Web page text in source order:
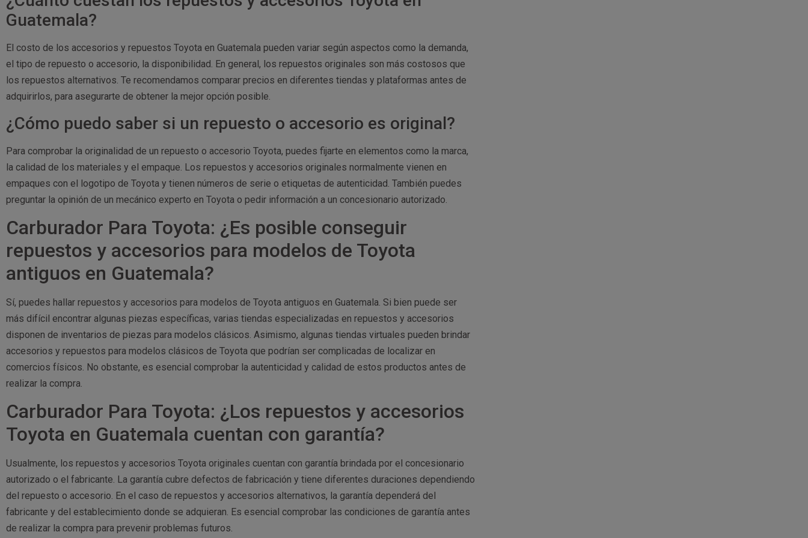
Guatemala?
El costo de los accesorios y repuestos Toyota en Guatemala pueden variar según aspectos como la demanda,
el tipo de repuesto o accesorio, la disponibilidad. En general, los repuestos originales son más costosos que
los repuestos alternativos. Te recomendamos comparar precios en diferentes tiendas y plataformas antes de
adquirirlos, para asegurarte de obtener la mejor opción posible.
¿Cómo puedo saber si un repuesto o accesorio es original?
Para comprobar la originalidad de un repuesto o accesorio Toyota, puedes fijarte en elementos como la marca,
la calidad de los materiales y el empaque. Los repuestos y accesorios originales normalmente vienen en
empaques con el logotipo de Toyota y tienen números de serie o etiquetas de autenticidad. También puedes
preguntar la opinión de un mecánico experto en Toyota o pedir información a un concesionario autorizado.
Carburador Para Toyota: ¿Es posible conseguir
repuestos y accesorios para modelos de Toyota
antiguos en Guatemala?
Sí, puedes hallar repuestos y accesorios para modelos de Toyota antiguos en Guatemala. Si bien puede ser
más difícil encontrar algunas piezas específicas, varias tiendas especializadas en repuestos y accesorios
disponen de inventarios de piezas para modelos clásicos. Asimismo, algunas tiendas virtuales pueden brindar
accesorios y repuestos para modelos clásicos de Toyota que podrían ser complicadas de localizar en
comercios físicos. No obstante, es esencial comprobar la autenticidad y calidad de estos productos antes de
realizar la compra.
Carburador Para Toyota: ¿Los repuestos y accesorios
Toyota en Guatemala cuentan con garantía?
Usualmente, los repuestos y accesorios Toyota originales cuentan con garantía brindada por el concesionario
autorizado o el fabricante. La garantía cubre defectos de fabricación y tiene diferentes duraciones dependiendo
del repuesto o accesorio. En el caso de repuestos y accesorios alternativos, la garantía dependerá del
fabricante y del establecimiento donde se adquieran. Es esencial comprobar las condiciones de garantía antes
de realizar la compra para prevenir problemas futuros.